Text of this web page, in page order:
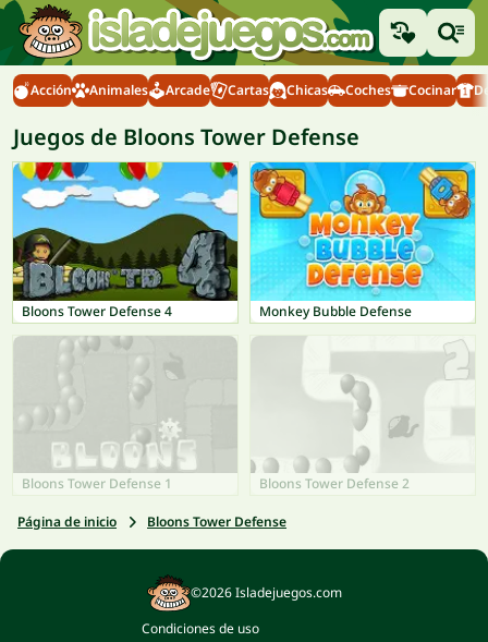
Acción Animales Arcade Cartas Chicas Coches Cocinar
Juegos de Bloons Tower Defense
Bloons Tower Defense 4 Monkey Bubble Defense
Bloons Tower Defense 1 Bloons Tower Defense 2
Página de inicio Bloons Tower Defense
©2026 Isladejuegos.com
Condiciones de uso